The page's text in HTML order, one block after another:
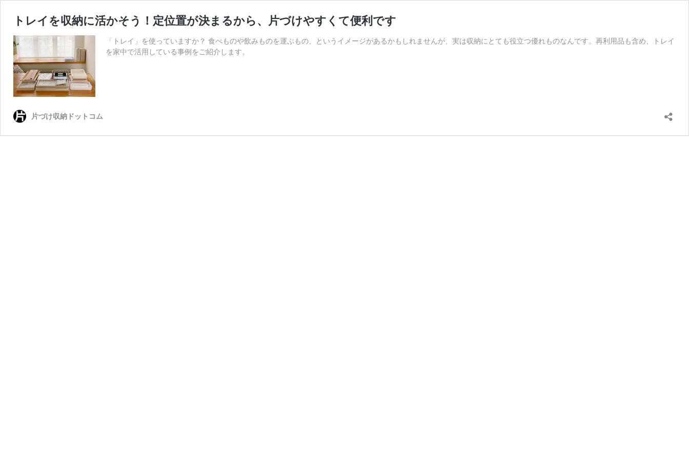
トレイを収納に活かそう！定位置が決まるから、片づけやすくて便利です
「トレイ」を使っていますか？ 食べものや飲みものを運ぶもの、というイメージがあるかもしれませんが、実は収納にとても役立つ優れものなんです。再利用品も含め、トレイ
を家中で活用している事例をご紹介します。
片づけ収納ドットコム